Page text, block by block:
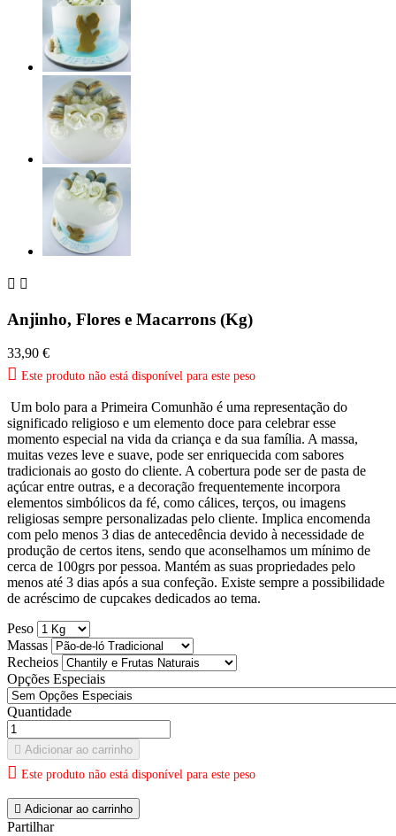
 
Anjinho, Flores e Macarrons (Kg)
33,90 €
 Este produto não está disponível para este peso
Um bolo para a Primeira Comunhão é uma representação do
significado religioso e um elemento doce para celebrar esse
momento especial na vida da criança e da sua família. A massa,
muitas vezes leve e suave, pode ser enriquecida com sabores
tradicionais ao gosto do cliente. A cobertura pode ser de pasta de
açúcar entre outras, e a decoração frequentemente incorpora
elementos simbólicos da fé, como cálices, terços, ou imagens
religiosas sempre personalizadas pelo cliente. Implica encomenda
com pelo menos 3 dias de antecedência devido à necessidade de
produção de certos itens, sendo que aconselhamos um mínimo de
cerca de 100grs por pessoa. Mantém as suas propriedades pelo
menos até 3 dias após a sua confeção. Existe sempre a possibilidade
de acréscimo de cupcakes dedicados ao tema.
Peso
Massas
Recheios
Opções Especiais
Quantidade
 Adicionar ao carrinho
 Este produto não está disponível para este peso
 Adicionar ao carrinho
Partilhar